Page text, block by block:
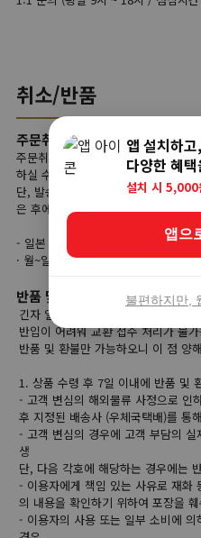
취소/반품
주문취소
주문취소는 상품준비 단계에서는 고
하실 수가 있습니다.
단, 발송대기 단계부터는 고객님의
은 후에 반품 접수를 하셔야 합니다.
- 일본 직접 취소가능 시간
· 월~일 주문 당일 오전 00:00부터
반품 및 교환
긴자 일본직구는 해외 현지 상품을
반입이 어려워 교환 접수 처리가 불
반품 및 환불만 가능하오니 이 점 양
1. 상품 수령 후 7일 이내에 반품 및
- 고객 변심의 해외물류 사정으로 인
후 지정된 배송사 (우체국택배)를 통
- 고객 변심의 경우에 고객 부담의
생
단, 다음 각호에 해당하는 경우에는
- 이용자에게 책임 있는 사유로 재화
의 내용을 확인하기 위하여 포장을
- 이용자의 사용 또는 일부 소비에
앱 설치하고,
다양한 혜
설치 시 5,000
앱으
불편하지만,